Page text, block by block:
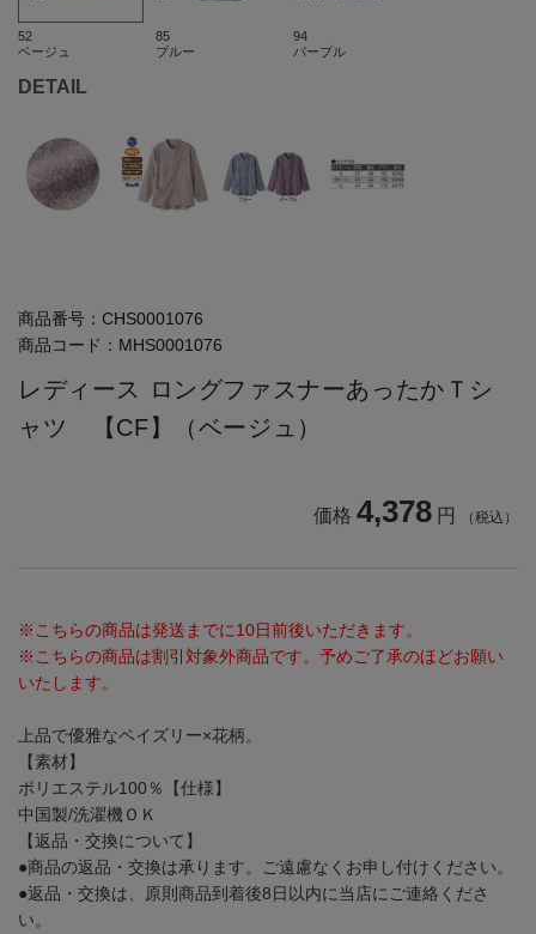
52
ベージュ
85
ブルー
94
パープル
DETAIL
商品番号： CHS0001076
商品コード： MHS0001076
レディース ロングファスナーあったかＴシ
ャツ 【CF】（ベージュ）
価格 4,378 円 （税込）
※こちらの商品は発送までに10日前後いただきます。
※こちらの商品は割引対象外商品です。予めご了承のほどお願い
いたします。
上品で優雅なペイズリー×花柄。
【素材】
ポリエステル100％
【仕様】
中国製/洗濯機ＯＫ
【返品・交換について】
●商品の返品・交換は承ります。ご遠慮なくお申し付けください。
●返品・交換は、原則商品到着後8日以内に当店にご連絡くださ
い。